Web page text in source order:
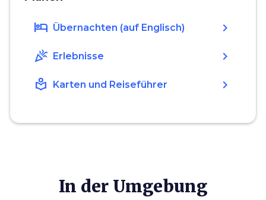
hotel Übernachten (auf Englisch) chevron_right
celebration Erlebnisse chevron_right
local_library Karten und Reiseführer chevron_right
In der Umgebung